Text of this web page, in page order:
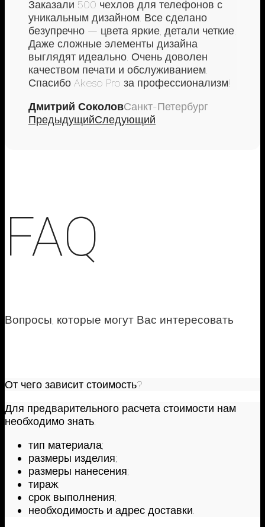
Заказали 500 чехлов для телефонов с
уникальным дизайном. Все сделано
безупречно — цвета яркие, детали четкие.
Даже сложные элементы дизайна
выглядят идеально. Очень доволен
качеством печати и обслуживанием.
Спасибо Akeso Pro за профессионализм!
Дмитрий СоколовСанкт-Петербург
ПредыдущийСледующий
FAQ
Вопросы, которые могут Вас интересовать
От чего зависит стоимость?
Для предварительного расчета стоимости нам
необходимо знать:
тип материала;
размеры изделия;
размеры нанесения;
тираж;
срок выполнения;
необходимость и адрес доставки.